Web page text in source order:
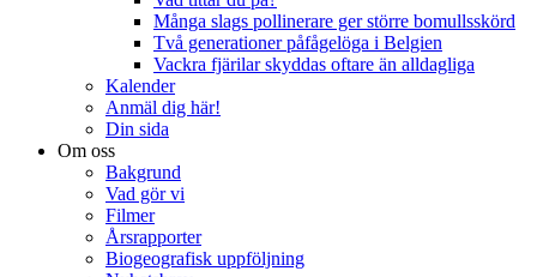
Många slags pollinerare ger större bomullsskörd
Två generationer påfågelöga i Belgien
Vackra fjärilar skyddas oftare än alldagliga
Kalender
Anmäl dig här!
Din sida
Om oss
Bakgrund
Vad gör vi
Filmer
Årsrapporter
Biogeografisk uppföljning